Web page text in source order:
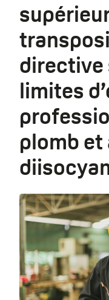
directive
limites
plomb et